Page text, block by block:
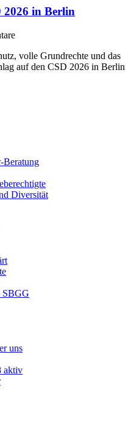
2026 in Berlin
volle Grundrechte und das
auf den CSD 2026 in Berlin
Beratung
Diversität
SBGG
uns
aktiv